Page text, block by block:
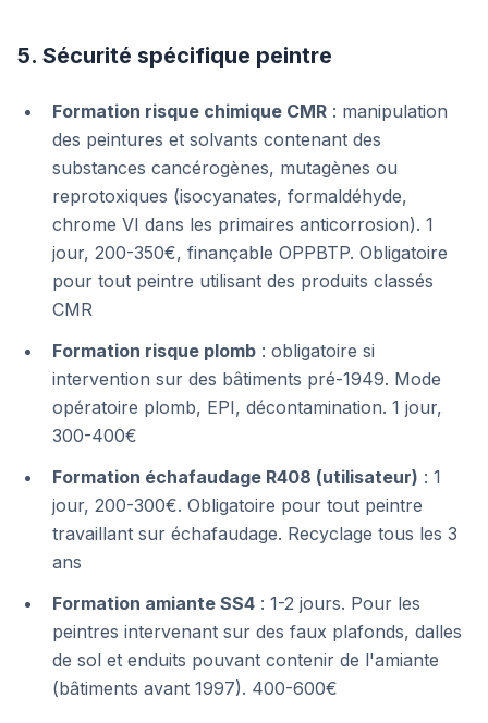
5. Sécurité spécifique peintre
Formation risque chimique CMR : manipulation
des peintures et solvants contenant des
substances cancérogènes, mutagènes ou
reprotoxiques (isocyanates, formaldéhyde,
chrome VI dans les primaires anticorrosion). 1
jour, 200-350€, finançable OPPBTP. Obligatoire
pour tout peintre utilisant des produits classés
CMR
Formation risque plomb : obligatoire si
intervention sur des bâtiments pré-1949. Mode
opératoire plomb, EPI, décontamination. 1 jour,
300-400€
Formation échafaudage R408 (utilisateur) : 1
jour, 200-300€. Obligatoire pour tout peintre
travaillant sur échafaudage. Recyclage tous les 3
ans
Formation amiante SS4 : 1-2 jours. Pour les
peintres intervenant sur des faux plafonds, dalles
de sol et enduits pouvant contenir de l'amiante
(bâtiments avant 1997). 400-600€